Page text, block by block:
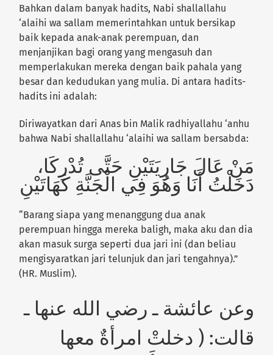
Bahkan dalam banyak hadits, Nabi shallallahu
‘alaihi wa sallam memerintahkan untuk bersikap
baik kepada anak-anak perempuan, dan
menjanjikan bagi orang yang mengasuh dan
memperlakukan mereka dengan baik pahala yang
besar dan kedudukan yang mulia. Di antara hadits-
hadits ini adalah:
Diriwayatkan dari Anas bin Malik radhiyallahu ‘anhu
bahwa Nabi shallallahu ‘alaihi wa sallam bersabda:
مَنْ عَالَ جَارِيَتَيْنِ حَتَّى تُدْرِكَا،
دَخَلْتُ أَنَا وَهُوَ فِي الْجَنَّةِ كَهَاتَيْنِ
“Barang siapa yang menanggung dua anak
perempuan hingga mereka baligh, maka aku dan dia
akan masuk surga seperti dua jari ini (dan beliau
mengisyaratkan jari telunjuk dan jari tengahnya).”
(HR. Muslim).
وعن عائشة ـ رضي الله عنها ـ
قالت: ( دخلتْ امرأةٌ معها